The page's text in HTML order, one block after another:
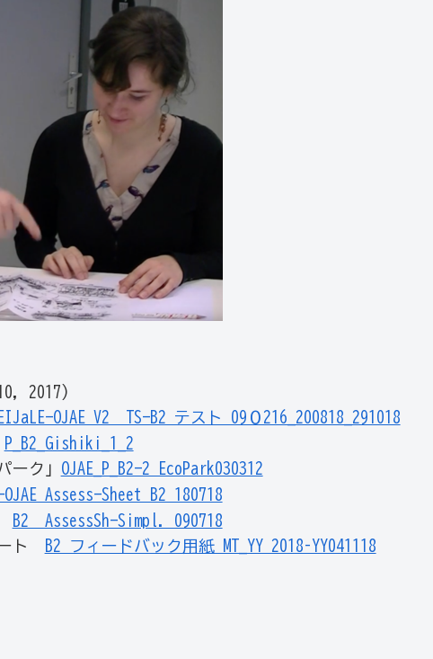
2017)
EIJaLE-OJAE V2 TS-B2 テスト 09０216_200818_291018
P_B2_Gishiki_1_2
ーク」 OJAE_P_B2-2 EcoPark030312
OJAE Assess-Sheet B2 180718
B2＿AssessSh-Simpl. 090718
ート
B2 フィードバック用紙 MT_YY 2018–YY041118